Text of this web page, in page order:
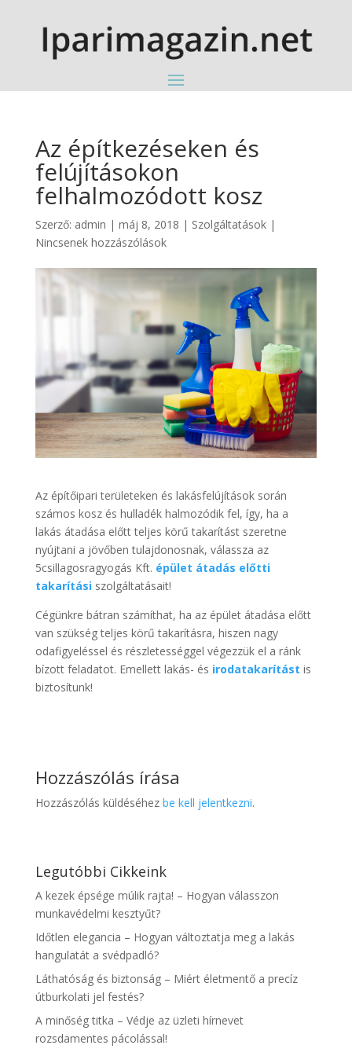
Az építkezéseken és
felújításokon
felhalmozódott kosz
Szerző: admin | máj 8, 2018 | Szolgáltatások|
Nincsenek hozzászólások
Az építőipari területeken és lakásfelújítások során
számos kosz és hulladék halmozódik fel, így, ha a
lakás átadása előtt teljes körű takarítást szeretne
nyújtani a jövőben tulajdonosnak, válassza az
5csillagosragyogás Kft. épület átadás előtti
takarításiszolgáltatásait!
Cégünkre bátran számíthat, ha az épület átadása előtt
van szükség teljes körű takarításra, hiszen nagy
odafigyeléssel és részletességgel végezzük el a ránk
bízott feladatot. Emellett lakás- és irodatakarítást is
biztosítunk!
Hozzászólás írása
Hozzászólás küldéséhez be kell jelentkezni.
Legutóbbi Cikkeink
A kezek épsége múlik rajta! – Hogyan válasszon
munkavédelmi kesztyűt?
Időtlen elegancia – Hogyan változtatja meg a lakás
hangulatát a svédpadló?
Láthatóság és biztonság – Miért életmentő a precíz
útburkolati jel festés?
A minőség titka – Védje az üzleti hírnevet
rozsdamentes pácolással!